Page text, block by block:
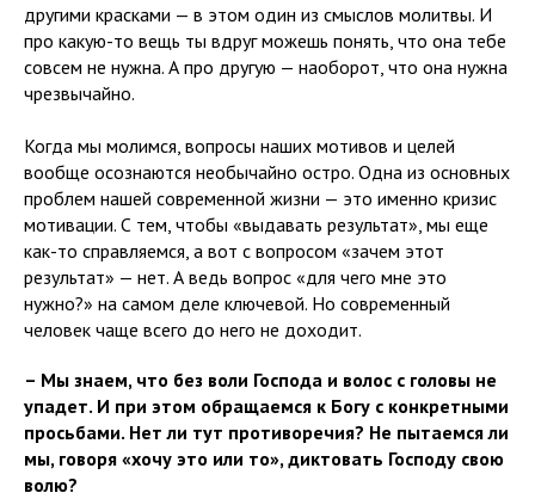
другими красками — в этом один из смыслов молитвы. И
про какую-то вещь ты вдруг можешь понять, что она тебе
совсем не нужна. А про другую — наоборот, что она нужна
чрезвычайно.
Когда мы молимся, вопросы наших мотивов и целей
вообще осознаются необычайно остро. Одна из основных
проблем нашей современной жизни — это именно кризис
мотивации. С тем, чтобы «выдавать результат», мы еще
как-то справляемся, а вот с вопросом «зачем этот
результат» — нет. А ведь вопрос «для чего мне это
нужно?» на самом деле ключевой. Но современный
человек чаще всего до него не доходит.
– Мы знаем, что без воли Господа и волос с головы не
упадет. И при этом обращаемся к Богу с конкретными
просьбами. Нет ли тут противоречия? Не пытаемся ли
мы, говоря «хочу это или то», диктовать Господу свою
волю?